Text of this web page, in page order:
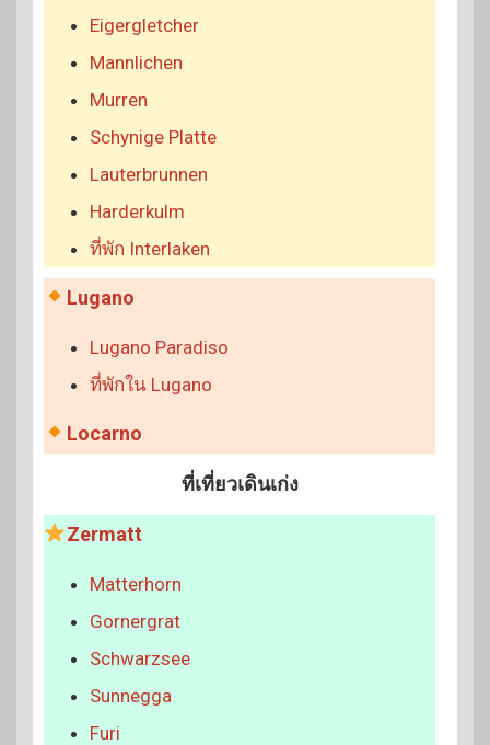
Eigergletcher
Mannlichen
Murren
Schynige Platte
Lauterbrunnen
Harderkulm
ที่พัก Interlaken
Lugano
Lugano Paradiso
ที่พักใน Lugano
Locarno
ที่เที่ยวเดินเก่ง
Zermatt
Matterhorn
Gornergrat
Schwarzsee
Sunnegga
Furi